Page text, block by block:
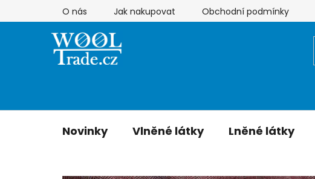
na
O nás Jak nakupovat Obchodní podmínky
Novinky Vlněné látky Lněné látky